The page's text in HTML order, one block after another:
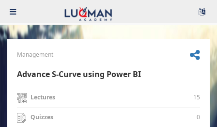
Management
Advance S-Curve using Power BI
Lectures 15
Quizzes 0